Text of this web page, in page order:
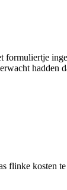
formuliertje
hadden
flinke kosten